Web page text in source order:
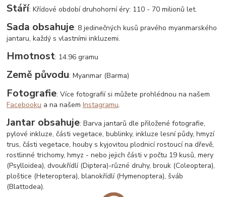
Stáří: Křídové období druhohorní éry: 110 - 70 milionů let.
Sada obsahuje: 8 jedinečných kusů pravého myanmarského
jantaru, každý s vlastními inkluzemi.
Hmotnost: 14.96 gramu
Země původu:Myanmar (Barma)
Fotografie: Více fotografií si můžete prohlédnou na našem
Facebooku a na našemInstagramu.
Jantar obsahuje: Barva jantarů dle přiložené fotografie,
pylové inkluze, části vegetace, bublinky, inkluze lesní půdy, hmyzí
trus, části vegetace, houby s kyjovitou plodnicí rostoucí na dřevě,
rostlinné trichomy, hmyz - nebo jejich části v počtu 19 kusů, mery
(Psylloidea), dvoukřídlí (Diptera)-různé druhy, brouk (Coleoptera),
ploštice (Heteroptera), blanokřídlí (Hymenoptera), šváb
(Blattodea).